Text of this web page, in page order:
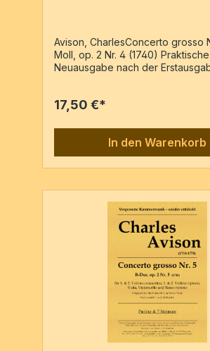
Avison, CharlesConcerto grosso
Moll, op. 2 Nr. 4 (1740) Praktische
Neuausgabe nach der
Reprint der Ausgabe: Newcastle
Vl2 conc., Vl2 rip., Va, Vc,
Stimmen / 25 Seiten Wenn Sie
benötigen, bitte per e-mail
für Dubletten 1,00 € inkl. MwSt.
17,50 €*
In den Warenkorb